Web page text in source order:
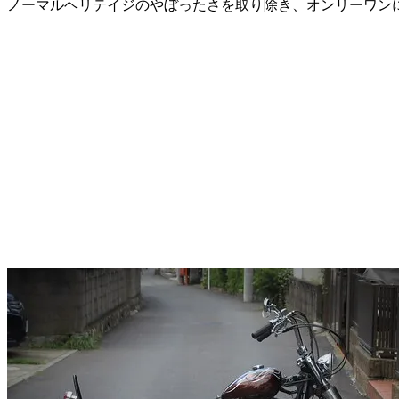
ノーマルヘリテイジのやぼったさを取り除き、オンリーワン